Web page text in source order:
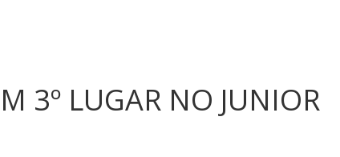
3º LUGAR NO JUNIOR